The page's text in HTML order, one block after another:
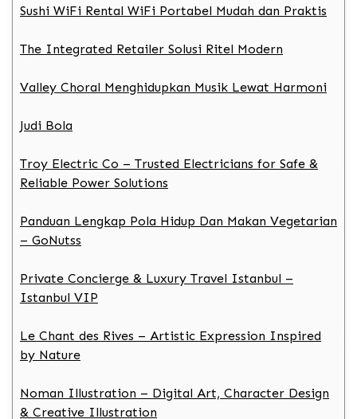
Sushi WiFi Rental WiFi Portabel Mudah dan Praktis
The Integrated Retailer Solusi Ritel Modern
Valley Choral Menghidupkan Musik Lewat Harmoni
Judi Bola
Troy Electric Co – Trusted Electricians for Safe &
Reliable Power Solutions
Panduan Lengkap Pola Hidup Dan Makan Vegetarian
– GoNutss
Private Concierge & Luxury Travel Istanbul –
Istanbul VIP
Le Chant des Rives – Artistic Expression Inspired
by Nature
Noman Illustration – Digital Art, Character Design
& Creative Illustration